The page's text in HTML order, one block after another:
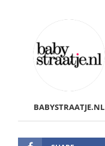
BABYSTRAATJE.NL